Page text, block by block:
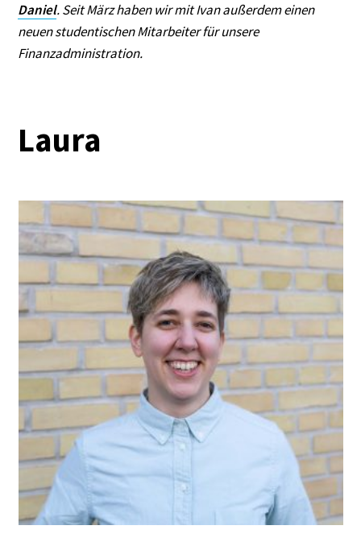
Daniel. Seit März haben wir mit Ivan außerdem einen
neuen studentischen Mitarbeiter für unsere
Finanzadministration.
Laura